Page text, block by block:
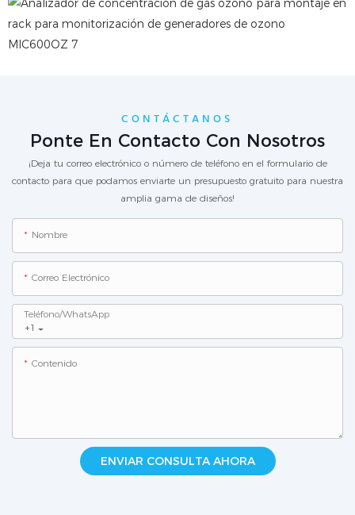
CONTÁCTANOS
Ponte En Contacto Con Nosotros
¡Deja tu correo electrónico o número de teléfono en el formulario de
contacto para que podamos enviarte un presupuesto gratuito para nuestra
amplia gama de diseños!
Nombre
Correo Electrónico
+1
Teléfono/WhatsApp
Contenido
ENVIAR CONSULTA AHORA